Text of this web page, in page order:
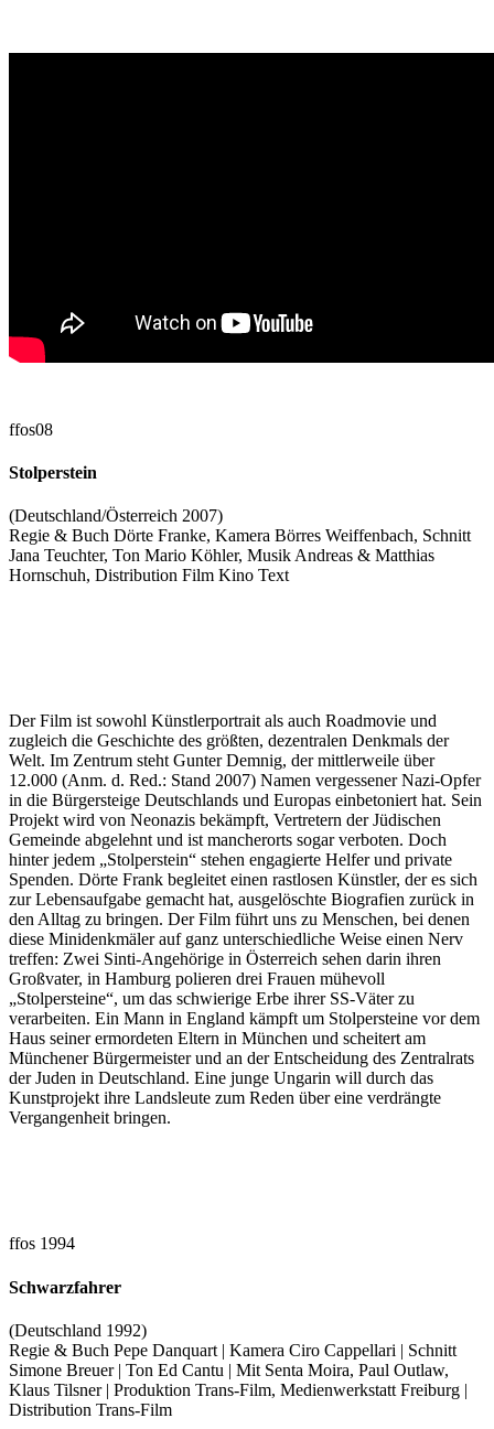
ffos08
Stolperstein
(Deutschland/Österreich 2007)
Regie & Buch Dörte Franke, Kamera Börres Weiffenbach, Schnitt
Jana Teuchter, Ton Mario Köhler, Musik Andreas & Matthias
Hornschuh, Distribution Film Kino Text
Der Film ist sowohl Künstlerportrait als auch Roadmovie und
zugleich die Geschichte des größten, dezentralen Denkmals der
Welt. Im Zentrum steht Gunter Demnig, der mittlerweile über
12.000 (Anm. d. Red.: Stand 2007) Namen vergessener Nazi-Opfer
in die Bürgersteige Deutschlands und Europas einbetoniert hat. Sein
Projekt wird von Neonazis bekämpft, Vertretern der Jüdischen
Gemeinde abgelehnt und ist mancherorts sogar verboten. Doch
hinter jedem „Stolperstein“ stehen engagierte Helfer und private
Spenden. Dörte Frank begleitet einen rastlosen Künstler, der es sich
zur Lebensaufgabe gemacht hat, ausgelöschte Biografien zurück in
den Alltag zu bringen. Der Film führt uns zu Menschen, bei denen
diese Minidenkmäler auf ganz unterschiedliche Weise einen Nerv
treffen: Zwei Sinti-Angehörige in Österreich sehen darin ihren
Großvater, in Hamburg polieren drei Frauen mühevoll
„Stolpersteine“, um das schwierige Erbe ihrer SS-Väter zu
verarbeiten. Ein Mann in England kämpft um Stolpersteine vor dem
Haus seiner ermordeten Eltern in München und scheitert am
Münchener Bürgermeister und an der Entscheidung des Zentralrats
der Juden in Deutschland. Eine junge Ungarin will durch das
Kunstprojekt ihre Landsleute zum Reden über eine verdrängte
Vergangenheit bringen.
ffos 1994
Schwarzfahrer
(Deutschland 1992)
Regie & Buch Pepe Danquart | Kamera Ciro Cappellari | Schnitt
Simone Breuer | Ton Ed Cantu | Mit Senta Moira, Paul Outlaw,
Klaus Tilsner | Produktion Trans-Film, Medienwerkstatt Freiburg |
Distribution Trans-Film